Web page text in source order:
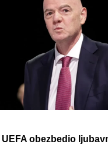
UEFA obezbedio